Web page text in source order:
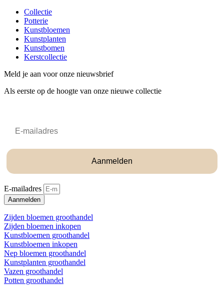
Collectie
Potterie
Kunstbloemen
Kunstplanten
Kunstbomen
Kerstcollectie
Meld je aan voor onze nieuwsbrief
Als eerste op de hoogte van onze nieuwe collectie
Aanmelden
E-mailadres
Aanmelden
Zijden bloemen groothandel
Zijden bloemen inkopen
Kunstbloemen groothandel
Kunstbloemen inkopen
Nep bloemen groothandel
Kunstplanten groothandel
Vazen groothandel
Potten groothandel